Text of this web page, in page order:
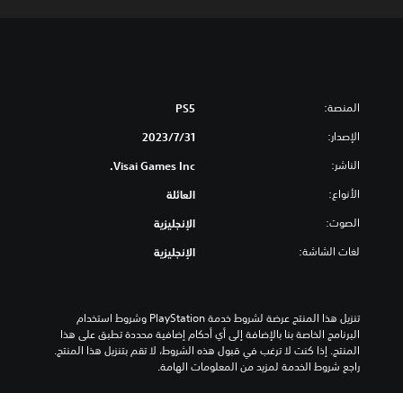
المنصة: PS5
الإصدار: 31‏/7‏/2023
الناشر: Visai Games Inc.
الأنواع: العائلة
الصوت: الإنجليزية
لغات الشاشة: الإنجليزية
راجع شروط الخدمة لمزيد من المعلومات الهامة.